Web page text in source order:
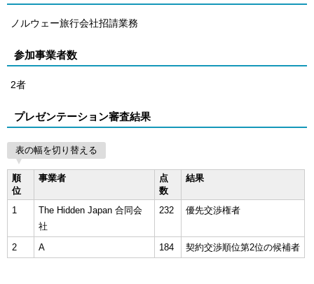
ノルウェー旅行会社招請業務
参加事業者数
2者
プレゼンテーション審査結果
表の幅を切り替える
順
位
事業者
点
数
結果
1
The Hidden Japan 合同会
社
232 優先交渉権者
2 A 184 契約交渉順位第2位の候補者